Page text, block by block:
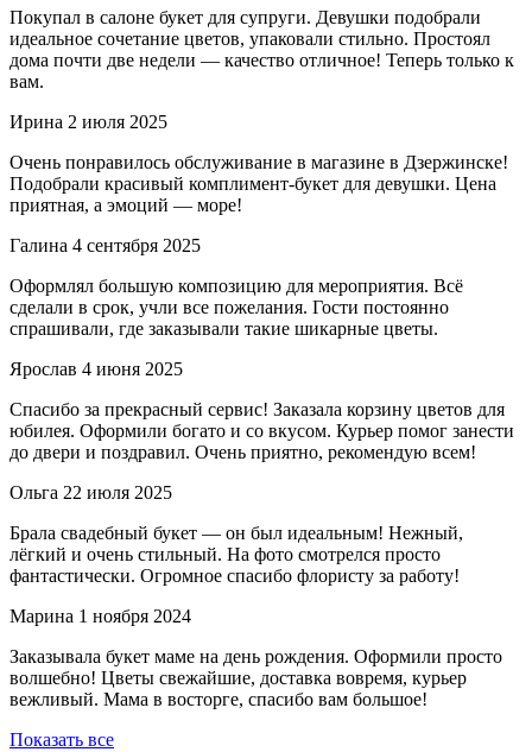
Покупал в салоне букет для супруги. Девушки подобрали
идеальное сочетание цветов, упаковали стильно. Простоял
дома почти две недели — качество отличное! Теперь только к
вам.
Ирина 2 июля 2025
Очень понравилось обслуживание в магазине в Дзержинске!
Подобрали красивый комплимент-букет для девушки. Цена
приятная, а эмоций — море!
Галина 4 сентября 2025
Оформлял большую композицию для мероприятия. Всё
сделали в срок, учли все пожелания. Гости постоянно
спрашивали, где заказывали такие шикарные цветы.
Ярослав 4 июня 2025
Спасибо за прекрасный сервис! Заказала корзину цветов для
юбилея. Оформили богато и со вкусом. Курьер помог занести
до двери и поздравил. Очень приятно, рекомендую всем!
Ольга 22 июля 2025
Брала свадебный букет — он был идеальным! Нежный,
лёгкий и очень стильный. На фото смотрелся просто
фантастически. Огромное спасибо флористу за работу!
Марина 1 ноября 2024
Заказывала букет маме на день рождения. Оформили просто
волшебно! Цветы свежайшие, доставка вовремя, курьер
вежливый. Мама в восторге, спасибо вам большое!
Показать все